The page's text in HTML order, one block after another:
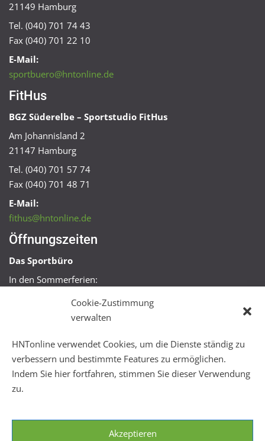
Cookie-Zustimmung
verwalten
HNTonline verwendet Cookies, um die Dienste ständig zu
verbessern und bestimmte Features zu ermöglichen.
Indem Sie hier fortfahren, stimmen Sie dieser Verwendung
zu.
Akzeptieren
21149 Hamburg
Tel. (040) 701 74 43
Fax (040) 701 22 10
E-Mail:
sportbuero@hntonline.de
FitHus
BGZ Süderelbe – Sportstudio FitHus
Am Johannisland 2
21147 Hamburg
Tel. (040) 701 57 74
Fax (040) 701 48 71
E-Mail:
fithus@hntonline.de
Öffnungszeiten
Das Sportbüro
In den Sommerferien:
Mo + Mi 16:00 – 18:00 Uhr
Mo – Fr 08:00 – 22:00 Uhr
Sa + So 10:00 – 18:00 Uhr